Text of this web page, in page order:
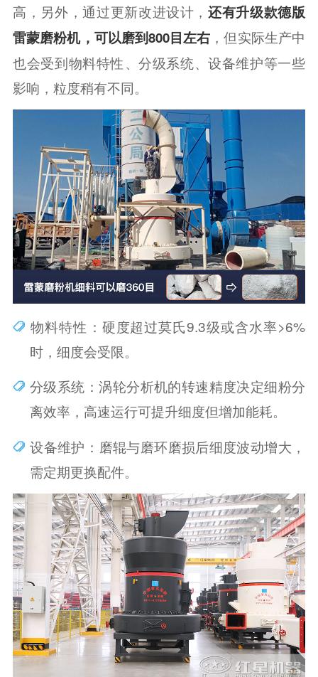
高，另外，通过更新改进设计，还有升级款德版
雷蒙磨粉机，可以磨到800目左右 ，但实际生产中
也会受到物料特性‌、分级系统、设备维护等一些
影响，粒度稍有不同。
‌物料特性‌：硬度超过莫氏9.3级或含水率>6%
时，细度会受限。
分级系统‌：涡轮分析机的转速精度决定细粉分
离效率，高速运行可提升细度但增加能耗。
‌设备维护‌：磨辊与磨环磨损后细度波动增大，
需定期更换配件。